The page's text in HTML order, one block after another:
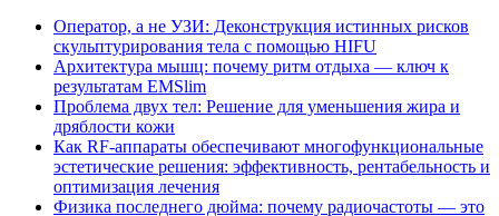
Оператор, а не УЗИ: Деконструкция истинных рисков
скульптурирования тела с помощью HIFU
Архитектура мышц: почему ритм отдыха — ключ к
результатам EMSlim
Проблема двух тел: Решение для уменьшения жира и
дряблости кожи
Как RF-аппараты обеспечивают многофункциональные
эстетические решения: эффективность, рентабельность и
оптимизация лечения
Физика последнего дюйма: почему радиочастоты — это